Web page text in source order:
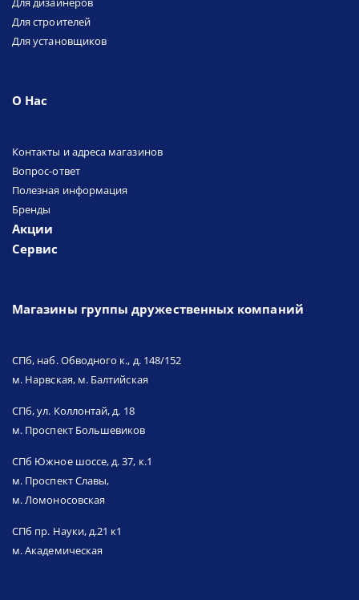
Для строителей
Для установщиков
О Нас
Контакты и адреса магазинов
Вопрос-ответ
Полезная информация
Бренды
Акции
Сервис
Магазины группы дружественных компаний
СПб, наб. Обводного к., д. 148/152
м. Нарвская, м. Балтийская
СПб, ул. Коллонтай, д. 18
м. Проспект Большевиков
СПб Южное шоссе, д. 37, к.1
м. Проспект Славы,
м. Ломоносовская
СПб пр. Науки, д.21 к1
м. Академическая